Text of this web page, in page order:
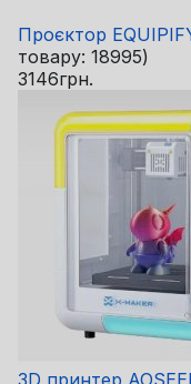
Проєктор
товару: 18995)
3146грн.
3D принтер